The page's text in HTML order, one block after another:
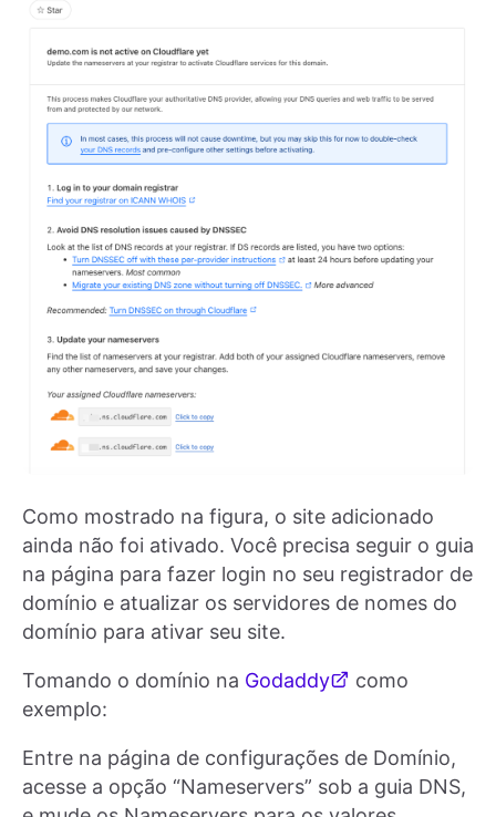
Como mostrado na figura, o site adicionado
ainda não foi ativado. Você precisa seguir o guia
na página para fazer login no seu registrador de
domínio e atualizar os servidores de nomes do
domínio para ativar seu site.
Tomando o domínio na Godaddy
como
exemplo:
Entre na página de configurações de Domínio,
acesse a opção “Nameservers” sob a guia DNS,